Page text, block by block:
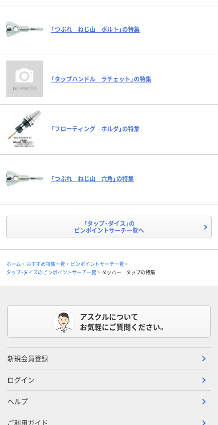
「つぶれ ねじ山 ボルト」の特集
「タップハンドル ラチェット」の特集
「フローティング ホルダ」の特集
「つぶれ ねじ山 六角」の特集
「タップ・ダイス」の
ピンポイントサーチ一覧へ
ホーム おすすめ特集一覧
ピンポイントサーチ一覧
タップ・ダイスのピンポイントサーチ一覧
タッパー タップの特集
アスクルについて
お気軽にご質問ください。
新規会員登録
ログイン
ヘルプ
ご利用ガイド